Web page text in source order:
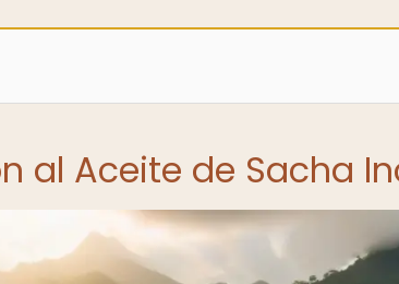
al Aceite de Sacha